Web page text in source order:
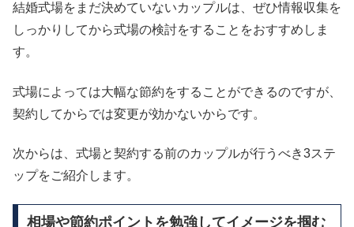
結婚式場をまだ決めていないカップルは、ぜひ情報収集を
しっかりしてから式場の検討をすることをおすすめしま
す。
式場によっては大幅な節約をすることができるのですが、
契約してからでは変更が効かないからです。
次からは、式場と契約する前のカップルが行うべき3ステ
ップをご紹介します。
相場や節約ポイントを勉強してイメージを掴む